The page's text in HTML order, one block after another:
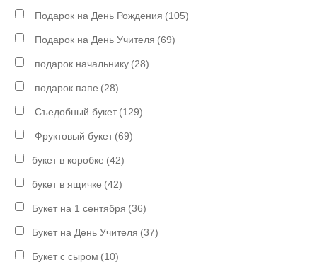
Подарок на День Рождения (105)
Подарок на День Учителя (69)
подарок начальнику (28)
подарок папе (28)
Съедобный букет (129)
Фруктовый букет (69)
букет в коробке (42)
букет в ящичке (42)
Букет на 1 сентября (36)
Букет на День Учителя (37)
Букет с сыром (10)